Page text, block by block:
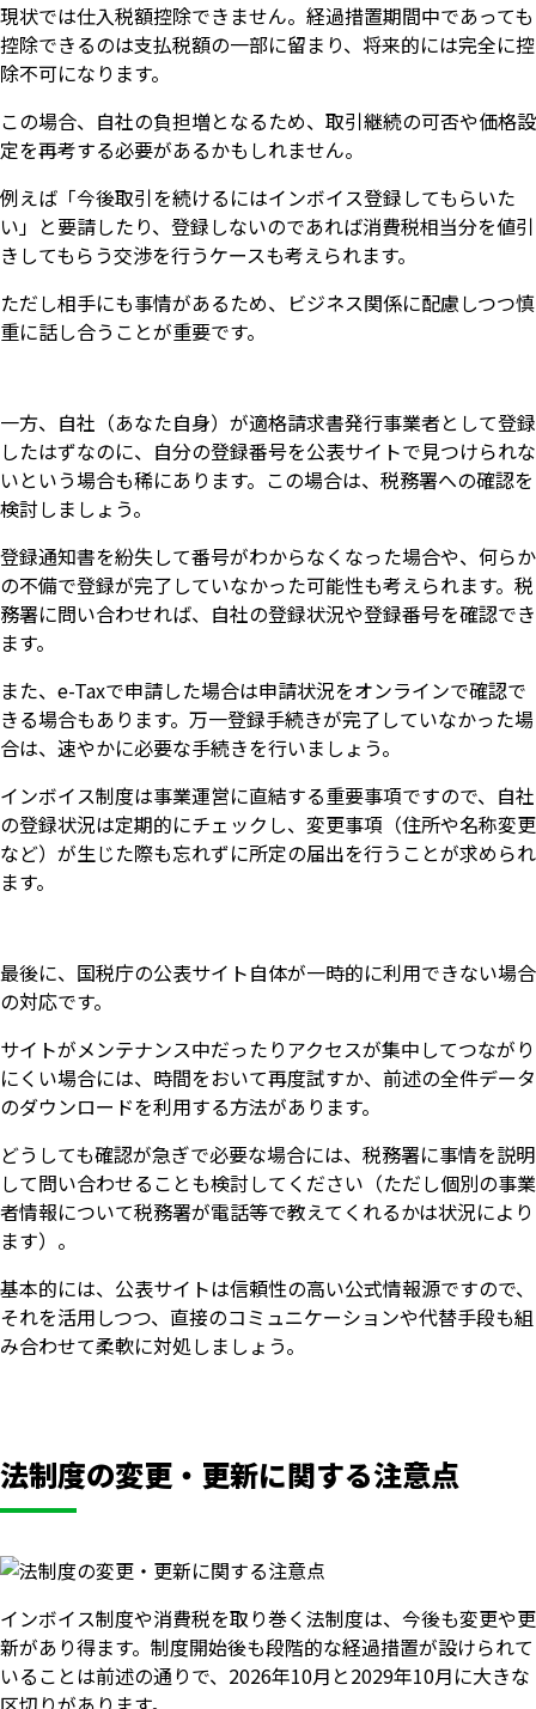
現状では仕入税額控除できません。経過措置期間中であっても
控除できるのは支払税額の一部に留まり、将来的には完全に控
除不可になります。
この場合、自社の負担増となるため、取引継続の可否や価格設
定を再考する必要があるかもしれません。
例えば「今後取引を続けるにはインボイス登録してもらいた
い」と要請したり、登録しないのであれば消費税相当分を値引
きしてもらう交渉を行うケースも考えられます。
ただし相手にも事情があるため、ビジネス関係に配慮しつつ慎
重に話し合うことが重要です。
一方、自社（あなた自身）が適格請求書発行事業者として登録
したはずなのに、自分の登録番号を公表サイトで見つけられな
いという場合も稀にあります。この場合は、税務署への確認を
検討しましょう。
登録通知書を紛失して番号がわからなくなった場合や、何らか
の不備で登録が完了していなかった可能性も考えられます。税
務署に問い合わせれば、自社の登録状況や登録番号を確認でき
ます。
また、e-Taxで申請した場合は申請状況をオンラインで確認で
きる場合もあります。万一登録手続きが完了していなかった場
合は、速やかに必要な手続きを行いましょう。
インボイス制度は事業運営に直結する重要事項ですので、自社
の登録状況は定期的にチェックし、変更事項（住所や名称変更
など）が生じた際も忘れずに所定の届出を行うことが求められ
ます。
最後に、国税庁の公表サイト自体が一時的に利用できない場合
の対応です。
サイトがメンテナンス中だったりアクセスが集中してつながり
にくい場合には、時間をおいて再度試すか、前述の全件データ
のダウンロードを利用する方法があります。
どうしても確認が急ぎで必要な場合には、税務署に事情を説明
して問い合わせることも検討してください（ただし個別の事業
者情報について税務署が電話等で教えてくれるかは状況により
ます）。
基本的には、公表サイトは信頼性の高い公式情報源ですので、
それを活用しつつ、直接のコミュニケーションや代替手段も組
み合わせて柔軟に対処しましょう。
法制度の変更・更新に関する注意点
インボイス制度や消費税を取り巻く法制度は、今後も変更や更
新があり得ます。制度開始後も段階的な経過措置が設けられて
いることは前述の通りで、2026年10月と2029年10月に大きな
いますぐ無料登録